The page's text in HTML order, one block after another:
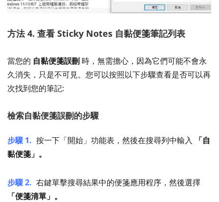
方法 4. 查看 Sticky Notes 自黏便箋筆記列表
當您的 自黏便箋誤刪 時，無需擔心，因為它們可能不會永
久消失，只是不可見。您可以按照以下步驟查看是否可以再
次找到您的筆記:
檢索自黏便箋誤刪的步驟
步驟 1. 按一下「開始」功能表，然後在搜尋列中輸入
「自
黏便箋」。
步驟 2. 右鍵單擊搜尋結果中的便箋應用程序，然後選擇
「便箋清單」。